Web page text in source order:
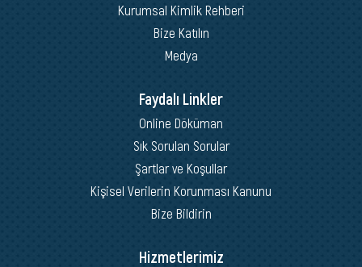
Kurumsal Kimlik Rehberi
Bize Katılın
Medya
Faydalı Linkler
Online Döküman
Sık Sorulan Sorular
Şartlar ve Koşullar
Kişisel Verilerin Korunması Kanunu
Bize Bildirin
Hizmetlerimiz